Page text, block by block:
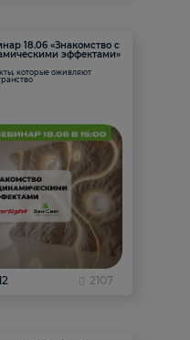
18.06 «Знакомство с
эффектами»
которые оживляют
2107